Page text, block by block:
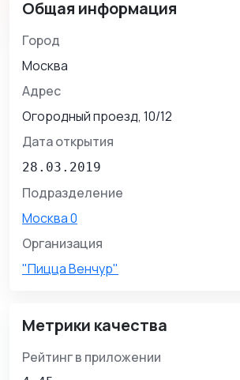
Общая информация
Город
Москва
Адрес
Огородный проезд, 10/12
Дата открытия
28.03.2019
Подразделение
Москва 0
Организация
"Пицца Венчур"
Метрики качества
Рейтинг в приложении